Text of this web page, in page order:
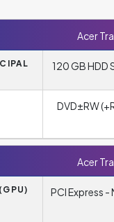
Acer
120 GB HDD
DVD±RW
Acer
PCI Express